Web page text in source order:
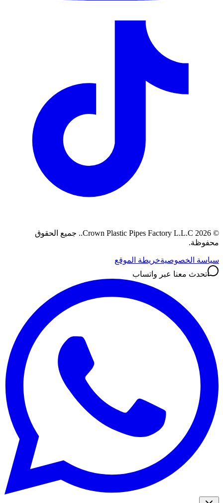
©
2026
Crown Plastic Pipes Factory L.L.C.
. جميع الحقوق
محفوظة.
سياسة الخصوصيةخريطة الموقع
تحدث معنا عبر واتساب